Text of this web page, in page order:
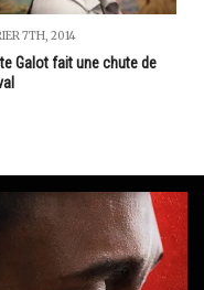
7TH, 2014
Galot fait une chute de